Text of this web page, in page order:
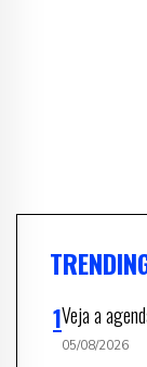
Veja a
05/08/2026